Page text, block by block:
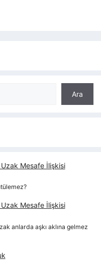
Ara
Mesafe İlişkisi
Mesafe İlişkisi
anlarda aşkı aklına gelmez